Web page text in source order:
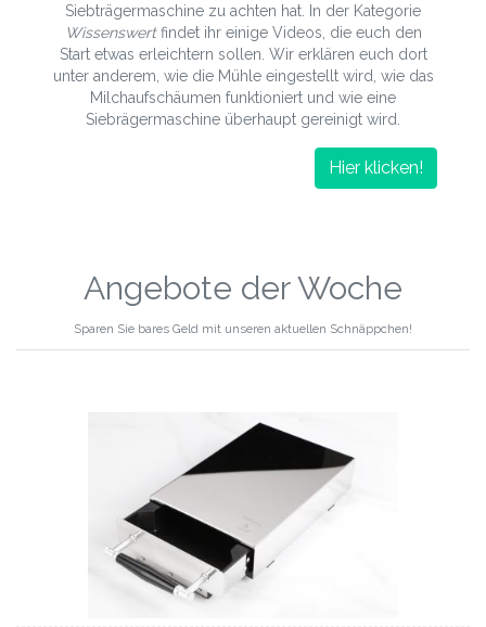
Siebträgermaschine zu achten hat. In der Kategorie
Wissenswertfindet ihr einige Videos, die euch den
Start etwas erleichtern sollen. Wir erklären euch dort
unter anderem, wie die Mühle eingestellt wird, wie das
Milchaufschäumen funktioniert und wie eine
Siebrägermaschine überhaupt gereinigt wird.
Hier klicken!
Angebote der Woche
Sparen Sie bares Geld mit unseren aktuellen Schnäppchen!